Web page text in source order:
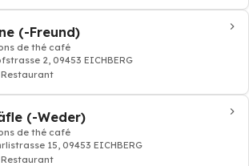
(-Freund)
de thé café
2, 09453 EICHBERG
Restaurant
(-Weder)
de thé café
15, 09453 EICHBERG
Restaurant